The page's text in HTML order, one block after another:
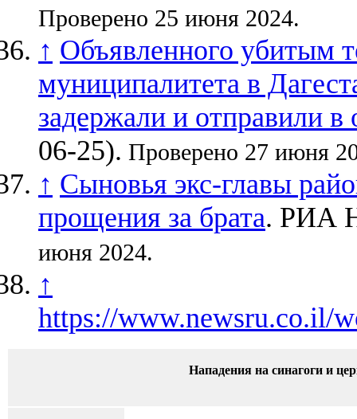
Проверено 25 июня 2024.
↑ Объявленного убитым
муниципалитета в
задержали и отправили в
06-25). Проверено 27 июня
↑ Сыновья экс-главы
прощения за брата. РИА
июня 2024.
↑
https://www.newsru.co.il/
Нападения на синагоги и